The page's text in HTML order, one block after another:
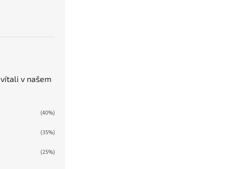
v našem
(40%)
(35%)
(25%)